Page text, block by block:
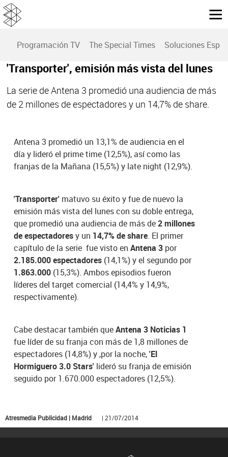
Programación TV The Special Times Soluciones
'Transporter', emisión más vista del lunes
La serie de Antena 3 promedió una audiencia de más
de 2 millones de espectadores y un 14,7% de share.
Antena 3 promedió un 13,1% de audiencia en el
día y lideró el prime time (12,5%), así como las
franjas de la Mañana (15,5%) y late night (12,9%).
'Transporter' matuvo su éxito y fue de nuevo la
emisión más vista del lunes con su doble entrega,
que promedió una audiencia de más de2 millones
de espectadoresy un 14,7% de share. El primer
capítulo de la serie fue visto enAntena 3 por
2.185.000 espectadores (14,1%) y el segundo por
1.863.000 (15,3%). Ambos episodios fueron
líderes del target comercial (14,4% y 14,9%,
respectivamente).
Cabe destacar también queAntena 3 Noticias 1
fue líder de su franja con más de 1,8 millones de
espectadores (14,8%) y ,por la noche,'El
Hormiguero 3.0 Stars' lideró su franja de emisión
seguido por 1.670.000 espectadores (12,5%).
Atresmedia Publicidad | Madrid | 21/07/2014